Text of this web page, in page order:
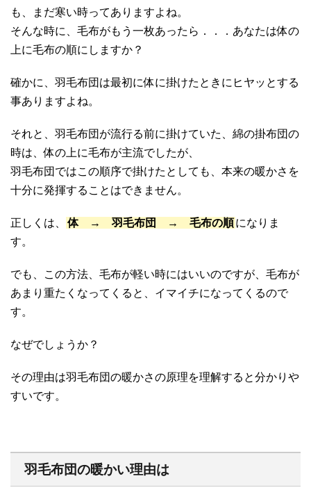
も、まだ寒い時ってありますよね。
そんな時に、毛布がもう一枚あったら．．．あなたは体の
上に毛布の順にしますか？
確かに、羽毛布団は最初に体に掛けたときにヒヤッとする
事ありますよね。
それと、羽毛布団が流行る前に掛けていた、綿の掛布団の
時は、体の上に毛布が主流でしたが、
羽毛布団ではこの順序で掛けたとしても、本来の暖かさを
十分に発揮することはできません。
正しくは、 体 → 羽毛布団 → 毛布の順になりま
す。
でも、この方法、毛布が軽い時にはいいのですが、毛布が
あまり重たくなってくると、イマイチになってくるので
す。
なぜでしょうか？
その理由は羽毛布団の暖かさの原理を理解すると分かりや
すいです。
羽毛布団の暖かい理由は